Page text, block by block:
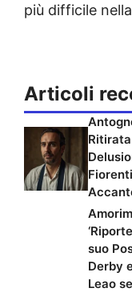
più difficile
Articoli
suo
Derby
Leao